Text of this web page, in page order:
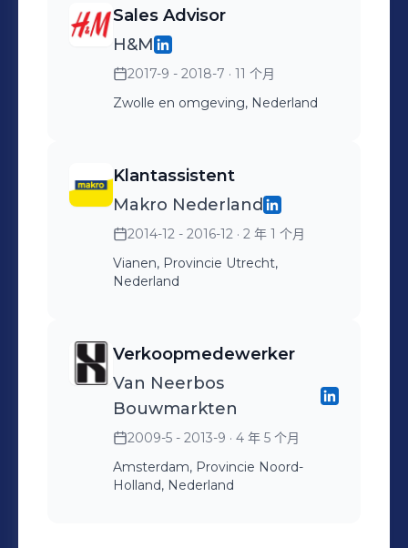
Sales Advisor
H&M
2017-9 - 2018-7 · 11 个月
Zwolle en omgeving, Nederland
Klantassistent
Makro Nederland
2014-12 - 2016-12 · 2 年 1 个月
Vianen, Provincie Utrecht,
Nederland
Verkoopmedewerker
Van Neerbos
Bouwmarkten
2009-5 - 2013-9 · 4 年 5 个月
Amsterdam, Provincie Noord-
Holland, Nederland